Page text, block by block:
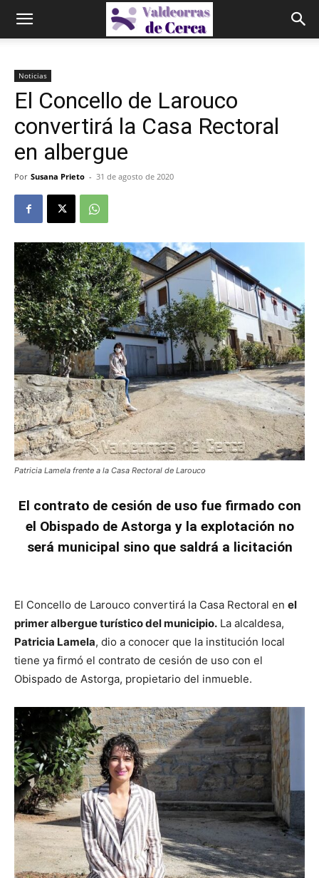
Noticias
El Concello de Larouco
convertirá la Casa Rectoral
en albergue
Por Susana Prieto - 31 de agosto de 2020
Patricia Lamela frente a la Casa Rectoral de Larouco
El contrato de cesión de uso fue firmado con
el Obispado de Astorga y la explotación no
será municipal sino que saldrá a licitación
El Concello de Larouco convertirá la Casa Rectoral en el
primer albergue turístico del municipio. La alcaldesa,
Patricia Lamela, dio a conocer que la institución local
tiene ya firmó el contrato de cesión de uso con el
Obispado de Astorga, propietario del inmueble.